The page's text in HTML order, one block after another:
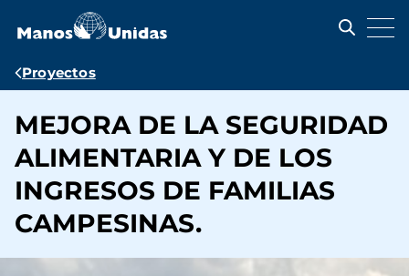
contenido
Ruta
navegación
Proyectos
MEJORA DE LA SEGURIDAD
ALIMENTARIA Y DE LOS
INGRESOS DE FAMILIAS
CAMPESINAS.